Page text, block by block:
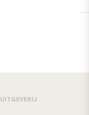
UITGEVERIJ